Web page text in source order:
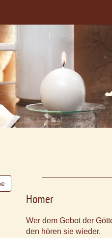
Homer
Wer dem Gebot der
den hören sie wieder.